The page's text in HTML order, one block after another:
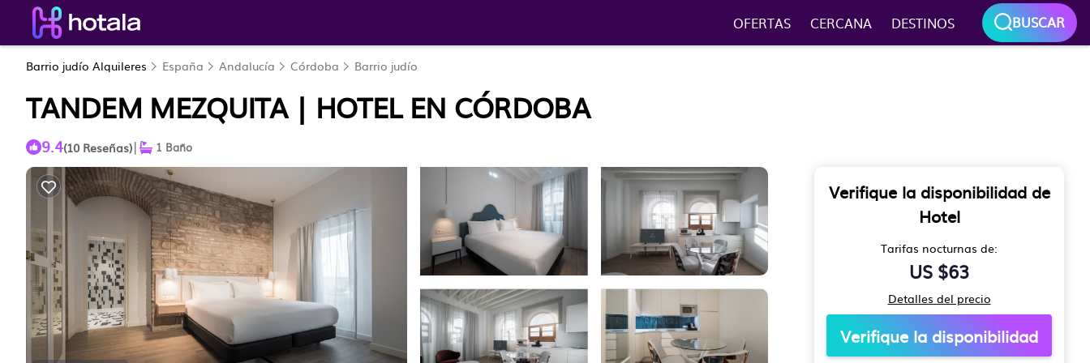
OFERTAS CERCANA DESTINOS BUSCAR
Barrio judío Alquileres España Andalucía Córdoba Barrio judío
TANDEM MEZQUITA | HOTEL EN CÓRDOBA
9.4(10 Reseñas)| 1 Baño
Verifique la disponibilidad de
Hotel
Tarifas nocturnas de:
US $63
Detalles del precio
Verifique la disponibilidad